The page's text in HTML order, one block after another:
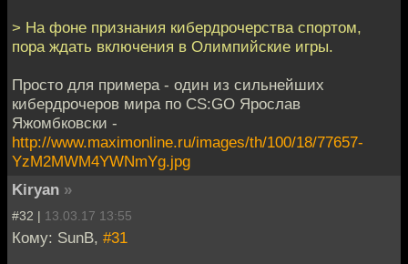
> На фоне признания кибердрочерства спортом,
пора ждать включения в Олимпийские игры.
Просто для примера - один из сильнейших
кибердрочеров мира по CS:GO Ярослав
Яжомбковски -
http://www.maximonline.ru/images/th/100/18/77657-
YzM2MWM4YWNmYg.jpg
Kiryan »
#32 | 13.03.17 13:55
Кому: SunB, #31